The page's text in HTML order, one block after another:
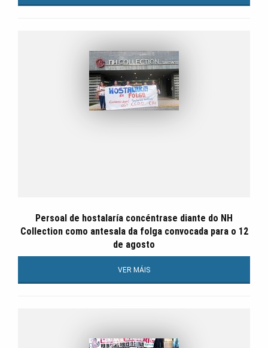
Persoal de hostalaría concéntrase diante do NH
Collection como antesala da folga convocada para o 12
de agosto
VER MÁIS